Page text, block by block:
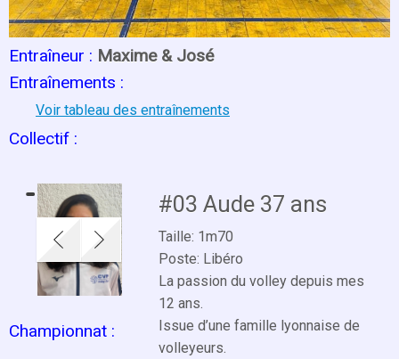
Entraîneur : Maxime & José
Entraînements :
Voir tableau des entraînements
Collectif :
#03 Aude 37 ans
Taille: 1m70
Poste: Libéro
La passion du volley depuis mes
12 ans.
Issue d’une famille lyonnaise de
volleyeurs.
Championnat :